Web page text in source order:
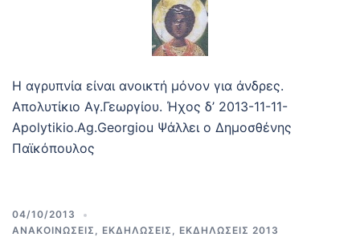
Η αγρυπνία είναι ανοικτή μόνον για άνδρες.
Απολυτίκιο Αγ.Γεωργίου. Ήχος δ’ 2013-11-11-
Apolytikio.Ag.Georgiou Ψάλλει ο Δημοσθένης
Παϊκόπουλος
04/10/2013
ΑΝΑΚΟΙΝΩΣΕΙΣ
ΕΚΔΗΛΩΣΕΙΣ ΕΚΔΗΛΩΣΕΙΣ 2013